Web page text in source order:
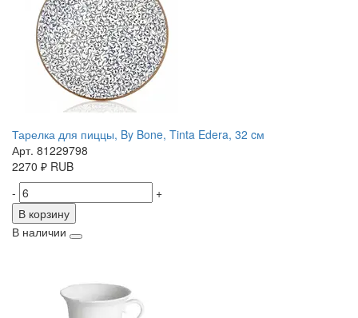
Тарелка для пиццы, By Bone, Tinta Edera, 32 cм
Арт. 81229798
2270 ₽ RUB
-
+
В корзину
В наличии